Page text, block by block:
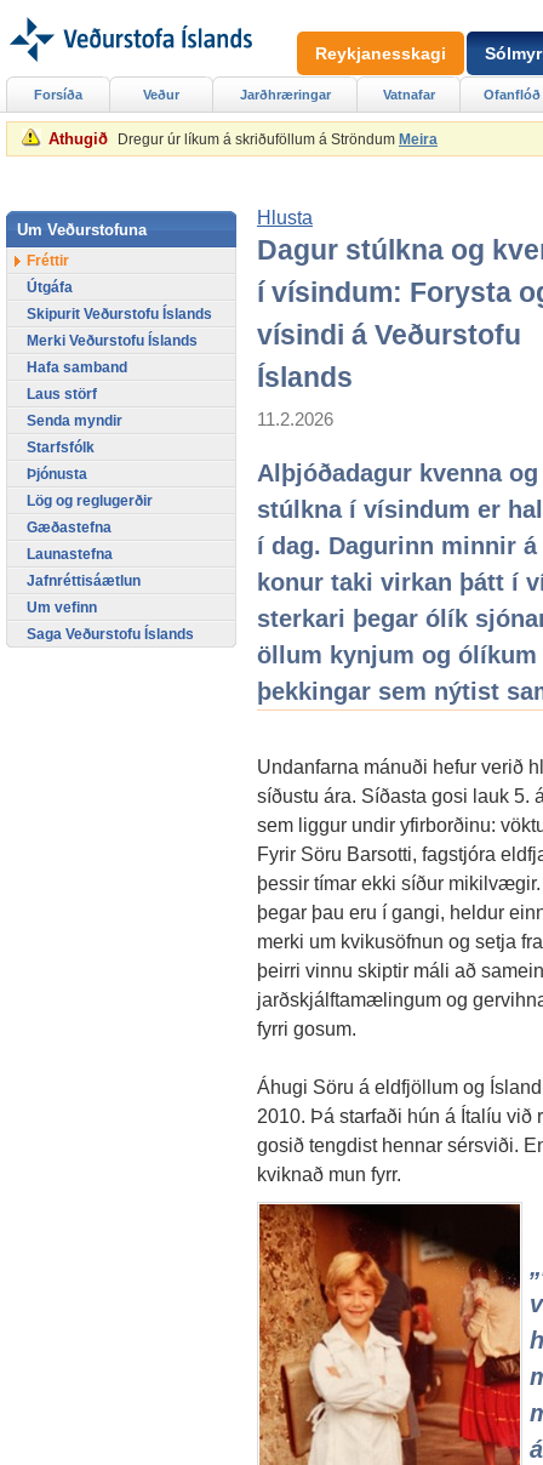
Athugið Dregur úr líkum á skriðuföllum á Ströndum Meira
Hlusta
Dagur stúlkna og
í vísindum: Forysta
vísindi á Veðurstofu
Íslands
11.2.2026
Alþjóðadagur kvenna og
stúlkna í vísindum er
í dag. Dagurinn minnir
konur taki virkan þátt í
sterkari þegar ólík
öllum kynjum og
þekkingar sem nýtist
Undanfarna mánuði hefur verið
síðustu ára. Síðasta gosi lauk 5.
sem liggur undir yfirborðinu:
Fyrir Söru Barsotti, fagstjóra
þessir tímar ekki síður
þegar þau eru í gangi, heldur
merki um kvikusöfnun og setja
þeirri vinnu skiptir máli að
jarðskjálftamælingum og
fyrri gosum.
Áhugi Söru á eldfjöllum og
2010. Þá starfaði hún á Ítalíu við
gosið tengdist hennar sérsviði.
kviknað mun fyrr.
Forsíða Veður Jarðhræringar Vatnafar Ofanflóð
Um Veðurstofuna
Fréttir
Útgáfa
Skipurit Veðurstofu Íslands
Merki Veðurstofu Íslands
Hafa samband
Laus störf
Senda myndir
Starfsfólk
Þjónusta
Lög og reglugerðir
Gæðastefna
Launastefna
Jafnréttisáætlun
Um vefinn
Saga Veðurstofu Íslands
Reykjanesskagi